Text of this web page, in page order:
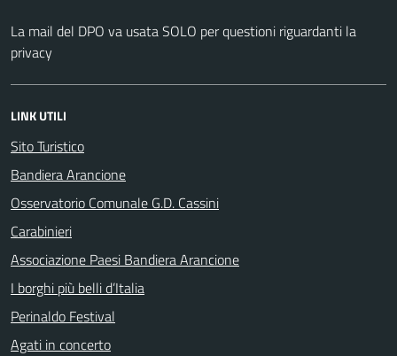
La mail del DPO va usata SOLO per questioni riguardanti la
privacy
LINK UTILI
Sito Turistico
Bandiera Arancione
Osservatorio Comunale G.D. Cassini
Carabinieri
Associazione Paesi Bandiera Arancione
I borghi più belli d’Italia
Perinaldo Festival
Agati in concerto